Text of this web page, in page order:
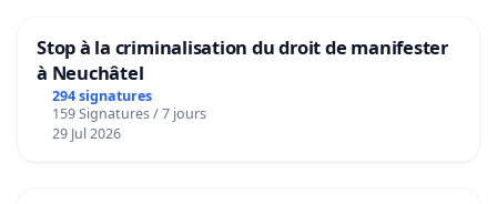
Stop à la criminalisation du droit de manifester
à Neuchâtel
294 signatures
159 Signatures / 7 jours
29 Jul 2026